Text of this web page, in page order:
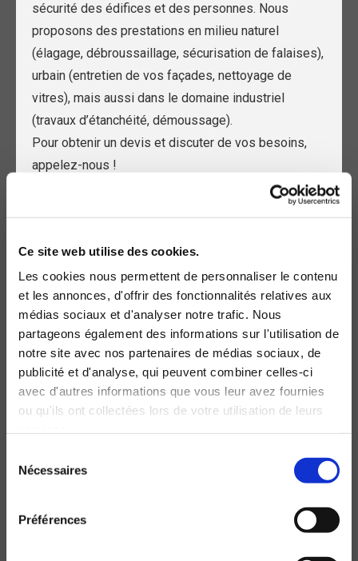
Ce site web utilise des cookies.
Les cookies nous permettent de personnaliser le contenu
et les annonces, d'offrir des fonctionnalités relatives aux
médias sociaux et d'analyser notre trafic. Nous
partageons également des informations sur l'utilisation de
notre site avec nos partenaires de médias sociaux, de
publicité et d'analyse, qui peuvent combiner celles-ci
avec d'autres informations que vous leur avez fournies
ou qu'ils ont collectées lors de votre utilisation de leurs
Nécessaires
Préférences
sécurité des édifices et des personnes. Nous
proposons des prestations en milieu naturel
(élagage, débroussaillage, sécurisation de falaises),
urbain (entretien de vos façades, nettoyage de
vitres), mais aussi dans le domaine industriel
(travaux d’étanchéité, démoussage).
Pour obtenir un devis et discuter de vos besoins,
appelez-nous !
24, rue de Paris,
69210 L'Arbresle
Nom et Prénom*
Email*
Message